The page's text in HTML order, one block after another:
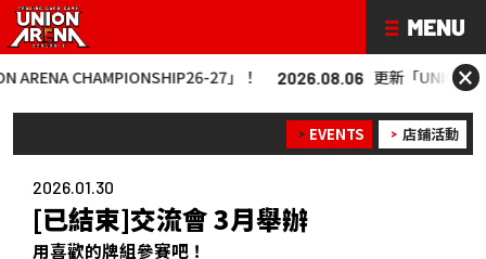
27」！ 2026.08.06 更新「UNION ARENA×
EVENTS 店鋪活動
2026.01.30
[已結束]交流會 3月舉辦
用喜歡的牌組參賽吧！